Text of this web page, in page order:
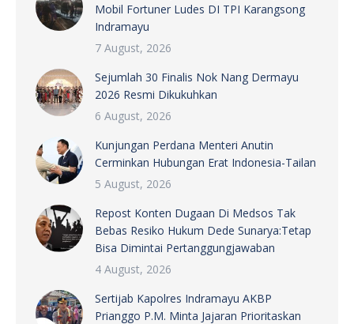
Mobil Fortuner Ludes DI TPI Karangsong
Indramayu
7 August, 2026
Sejumlah 30 Finalis Nok Nang Dermayu
2026 Resmi Dikukuhkan
6 August, 2026
Kunjungan Perdana Menteri Anutin
Cerminkan Hubungan Erat Indonesia-Tailan
5 August, 2026
Repost Konten Dugaan Di Medsos Tak
Bebas Resiko Hukum Dede Sunarya:Tetap
Bisa Dimintai Pertanggungjawaban
4 August, 2026
Sertijab Kapolres Indramayu AKBP
Prianggo P.M. Minta Jajaran Prioritaskan